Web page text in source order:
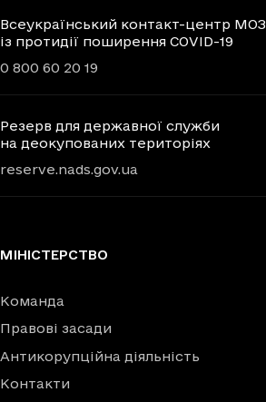
Всеукраїнський контакт-центр МОЗ
із протидії поширення COVID-19
0 800 60 20 19
Резерв для державної служби
на деокупованих територіях
reserve.nads.gov.ua
МІНІСТЕРСТВО
Команда
Правові засади
Антикорупційна діяльність
Контакти